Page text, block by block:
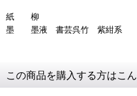
紙 柳
墨 墨液 書芸呉竹 紫紺系
この商品を購入する方はこ